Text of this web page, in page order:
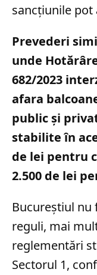
sancțiunile pot
Prevederi
unde
682/2023
afara
public și
stabilite în
de lei pentru
2.500 de lei
Bucureștiul nu
reguli, mai
reglementări
Sectorul 1,